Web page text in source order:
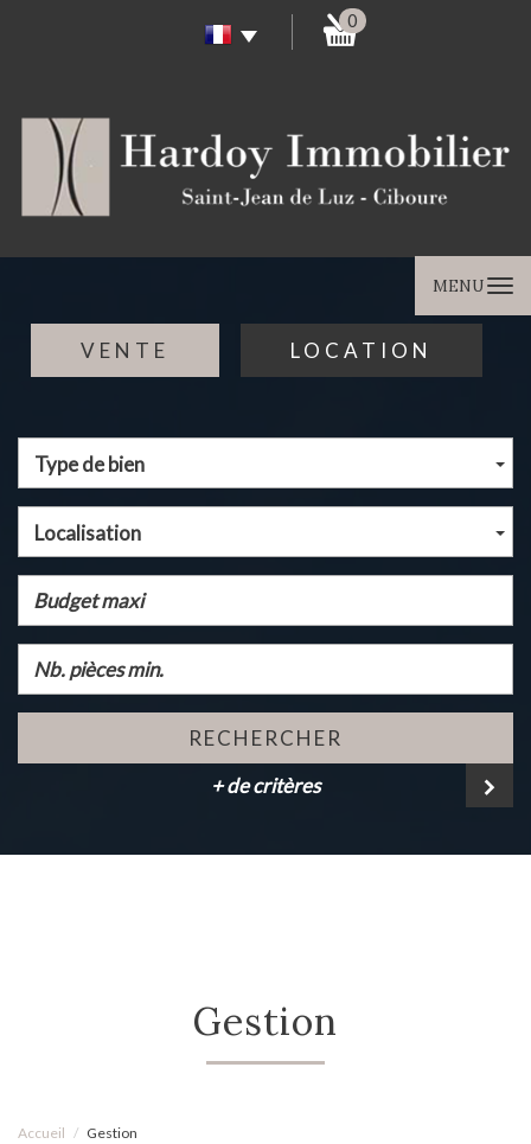
0
MENU
VENTE LOCATION
Type de bien
Localisation
RECHERCHER
+ de critères
gestion
Accueil Gestion